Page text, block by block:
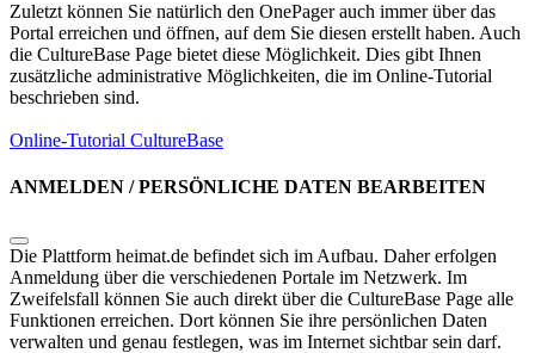
Zuletzt können Sie natürlich den OnePager auch immer über das
Portal erreichen und öffnen, auf dem Sie diesen erstellt haben. Auch
die CultureBase Page bietet diese Möglichkeit. Dies gibt Ihnen
zusätzliche administrative Möglichkeiten, die im Online-Tutorial
beschrieben sind.
Online-Tutorial CultureBase
ANMELDEN / PERSÖNLICHE DATEN BEARBEITEN
Die Plattform heimat.de befindet sich im Aufbau. Daher erfolgen
Anmeldung über die verschiedenen Portale im Netzwerk. Im
Zweifelsfall können Sie auch direkt über die CultureBase Page alle
Funktionen erreichen. Dort können Sie ihre persönlichen Daten
verwalten und genau festlegen, was im Internet sichtbar sein darf.